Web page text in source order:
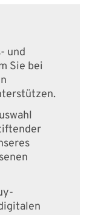
und
Sie bei